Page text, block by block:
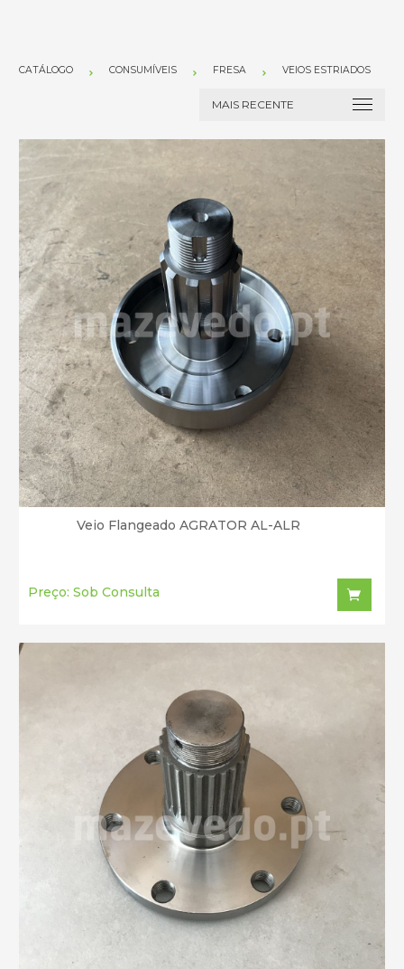
CATÁLOGO CONSUMÍVEIS FRESA VEIOS ESTRIADOS
Veio Flangeado AGRATOR AL-ALR
Preço: Sob Consulta